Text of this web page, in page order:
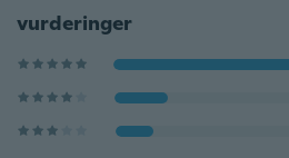
vurderinger